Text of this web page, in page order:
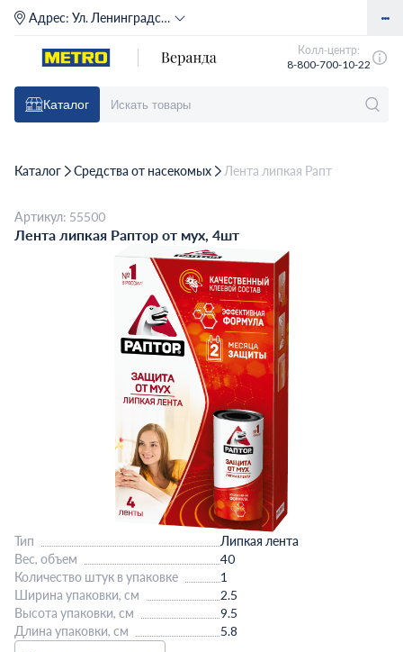
Адрес: Ул. Ленинградское шоссе, д. 71Г (м. Речной вокзал)
Колл-центр:
8-800-700-10-22
Каталог
Каталог Средства от насекомых Лента липкая Раптор от мух,
Артикул: 55500
Лента липкая Раптор от мух, 4шт
Тип
Липкая лента
Вес, объем
40
Количество штук в упаковке
1
Ширина упаковки, см
2.5
Высота упаковки, см
9.5
Длина упаковки, см
5.8